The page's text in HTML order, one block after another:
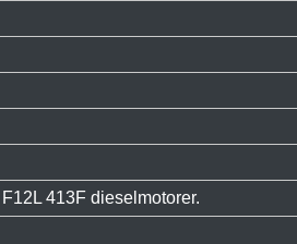
413F dieselmotorer.